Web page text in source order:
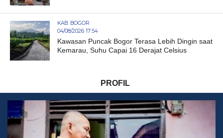
KAB. BOGOR
04/08/2026 17:54
Kawasan Puncak Bogor Terasa Lebih Dingin saat
Kemarau, Suhu Capai 16 Derajat Celsius
PROFIL